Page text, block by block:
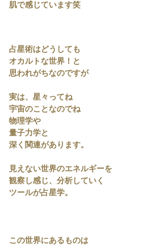
肌で感じています笑
占星術はどうしても
オカルトな世界！と
思われがちなのですが
実は、星々ってね
宇宙のことなのでね
物理学や
量子力学と
深く関連があります。
見えない世界のエネルギーを
観察し感じ、分析していく
ツールが占星学。
この世界にあるものは